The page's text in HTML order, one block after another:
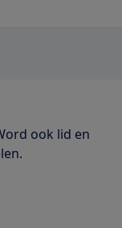
ook lid en